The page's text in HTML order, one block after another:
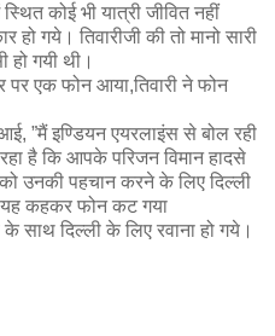
कोई भी यात्री जीवित नहीं
गये। तिवारीजी की तो मानो सारी
गयी थी।
पर एक फोन आया,तिवारी ने फोन
”मैं इण्डियन एयरलाइंस से बोल रही
है कि आपके परिजन विमान हादसे
उनकी पहचान करने के लिए दिल्ली
यह कहकर फोन कट गया
साथ दिल्ली के लिए रवाना हो गये।